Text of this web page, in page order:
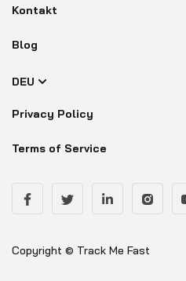
Kontakt
Blog
DEU
Privacy Policy
Terms of Service
Copyright © Track Me Fast